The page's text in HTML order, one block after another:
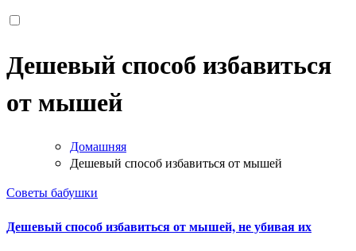
Дешевый способ избавиться
от мышей
Домашняя
Дешевый способ избавиться от мышей
Советы бабушки
Дешевый способ избавиться от мышей, не убивая их